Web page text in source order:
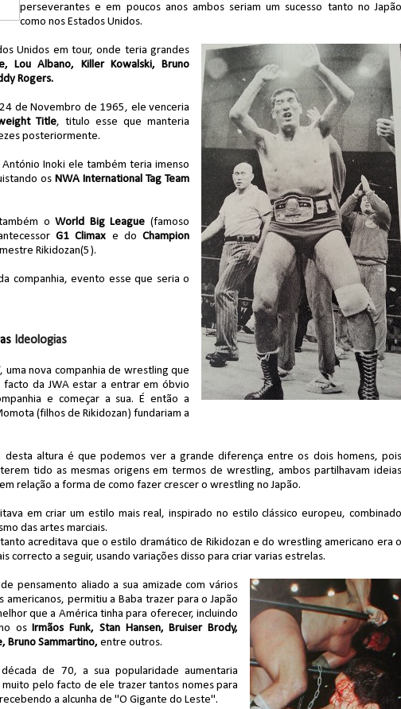
Bron Breakker supera Joe Hendry após
perseverantes e em poucos anos ambos seriam um sucesso tanto no Japão
como nos Estados Unidos.
Unidos em tour, onde teria grandes
Lou Albano, Killer Kowalski, Bruno
Rogers.
de Novembro de 1965, ele venceria
Title, titulo esse que manteria
posteriormente.
Inoki ele também teria imenso
osNWA International Tag Team
também oWorld Big League(famoso
G1 Climax e doChampion
Rikidozan(5).
companhia, evento esse que seria o
Ideologias
, uma nova companhia de wrestling que
da JWA estar a entrar em óbvio
e começar a sua. É então a
(filhos de Rikidozan) fundariam a
desta altura é que podemos ver a grande diferença entre os dois homens, pois
tido as mesmas origens em termos de wrestling, ambos partilhavam ideias
relação a forma de como fazer crescer o wrestling no Japão.
em criar um estilo mais real, inspirado no estilo clássico europeu, combinado
das artes marciais.
acreditava que o estilo dramático de Rikidozan e do wrestling americano era o
correcto a seguir, usando variações disso para criar varias estrelas.
pensamento aliado a sua amizade com vários
americanos, permitiu a Baba trazer para o Japão
que a América tinha para oferecer, incluindo
osIrmãos Funk, Stan Hansen, Bruiser Brody,
Bruno Sammartino, entre outros.
de 70, a sua popularidade aumentaria
muito pelo facto de ele trazer tantos nomes para
a alcunha de "O Gigante do Leste".